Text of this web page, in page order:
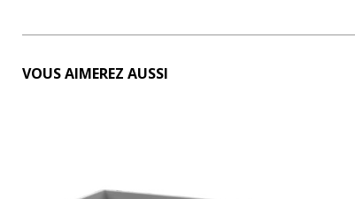
VOUS AIMEREZ AUSSI